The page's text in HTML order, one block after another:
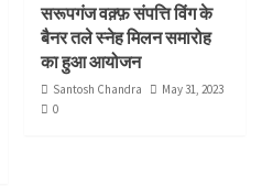
सरूपगंज वक़्फ़ संपत्ति विंग के
बैनर तले स्नेह मिलन समारोह
का हुआ आयोजन
Santosh Chandra
May 31, 2023
0